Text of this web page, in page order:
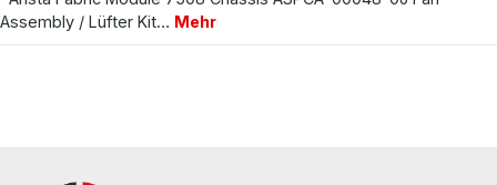
Assembly / Lüfter Kit… Mehr